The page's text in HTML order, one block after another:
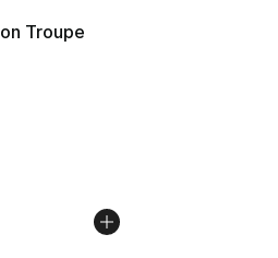
Troupe
Le prix est passé de $55.00 à